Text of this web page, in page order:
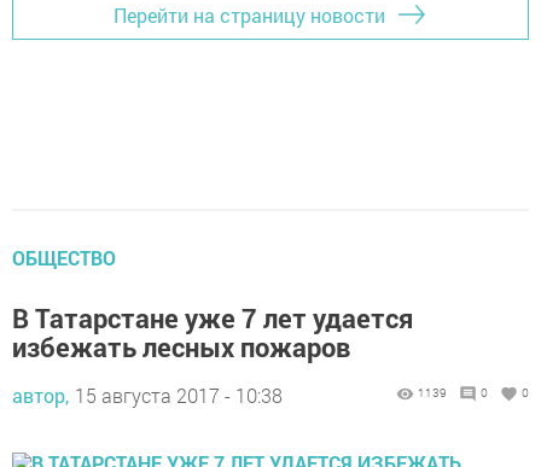
Перейти на страницу новости
ОБЩЕСТВО
В Татарстане уже 7 лет удается
избежать лесных пожаров
автор, 15 августа 2017 - 10:38 1139 0 0